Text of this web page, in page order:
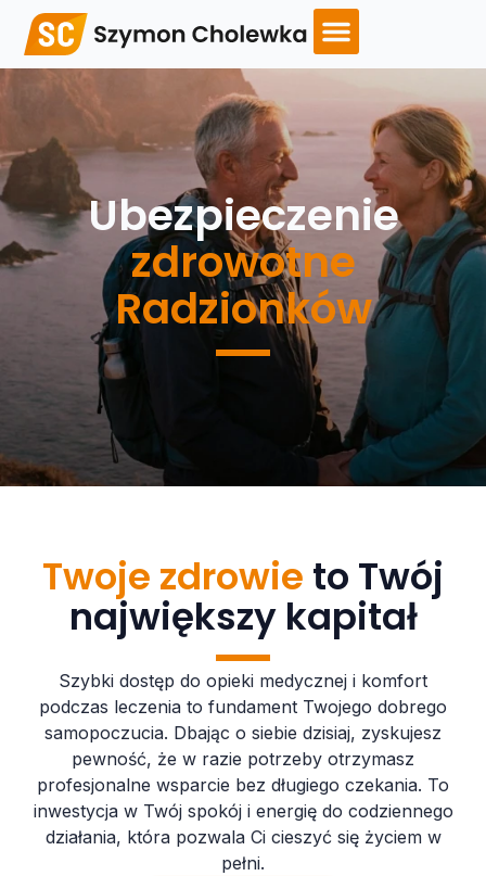
Ubezpieczenie
zdrowotne
Radzionków
Twoje zdrowie to Twój
największy kapitał
Szybki dostęp do opieki medycznej i komfort
podczas leczenia to fundament Twojego dobrego
samopoczucia. Dbając o siebie dzisiaj, zyskujesz
pewność, że w razie potrzeby otrzymasz
profesjonalne wsparcie bez długiego czekania. To
inwestycja w Twój spokój i energię do codziennego
działania, która pozwala Ci cieszyć się życiem w
pełni.